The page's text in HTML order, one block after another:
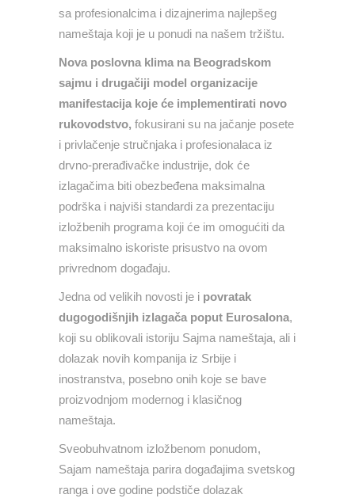
sa profesionalcima i dizajnerima najlepšeg
nameštaja koji je u ponudi na našem tržištu.
Nova poslovna klima na Beogradskom
sajmu i drugačiji model organizacije
manifestacija koje će implementirati novo
rukovodstvo, fokusirani su na jačanje posete
i privlačenje stručnjaka i profesionalaca iz
drvno-prerađivačke industrije, dok će
izlagačima biti obezbeđena maksimalna
podrška i najviši standardi za prezentaciju
izložbenih programa koji će im omogućiti da
maksimalno iskoriste prisustvo na ovom
privrednom događaju.
Jedna od velikih novosti je i povratak
dugogodišnjih izlagača poput Eurosalona,
koji su oblikovali istoriju Sajma nameštaja, ali i
dolazak novih kompanija iz Srbije i
inostranstva, posebno onih koje se bave
proizvodnjom modernog i klasičnog
nameštaja.
Sveobuhvatnom izložbenom ponudom,
Sajam nameštaja parira događajima svetskog
ranga i ove godine podstiče dolazak